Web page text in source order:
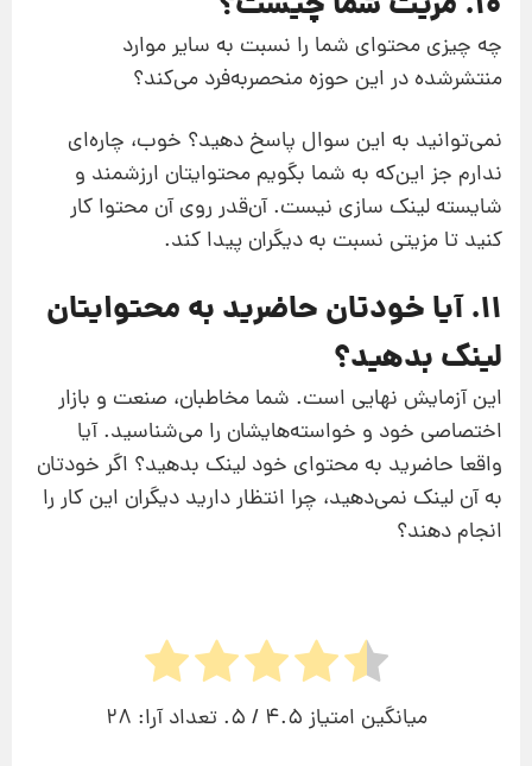
چه چیزی محتوای شما را نسبت به سایر موارد
منتشرشده در این حوزه منحصربه‌فرد می‌کند؟
نمی‌توانید به این سوال پاسخ دهید؟ خوب، چاره‌ای
ندارم جز این‌که به شما بگویم محتوایتان ارزشمند و
شایسته لینک سازی نیست. آن‌قدر روی آن محتوا کار
کنید تا مزیتی نسبت به دیگران پیدا کند.
11. آیا خودتان حاضرید به محتوایتان
لینک بدهید؟
این آزمایش نهایی است. شما مخاطبان، صنعت و بازار
اختصاصی‌ خود و خواسته‌هایشان را می‌شناسید. آیا
واقعا حاضرید به محتوای خود لینک بدهید؟ اگر خودتان
به آن لینک نمی‌دهید، چرا انتظار دارید دیگران این کار را
انجام دهند؟
میانگین امتیاز 4.5 / 5. تعداد آرا:
28